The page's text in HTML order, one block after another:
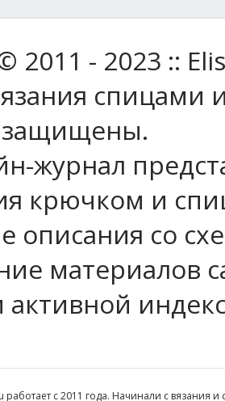
2011 - 2023 ::
спицами
защищены.
журнал
крючком и
описания со
материалов
активной
с 2011 года. Начинали с вязания